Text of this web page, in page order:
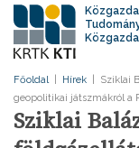
Főoldal Hírek
Sziklai
geopolitikai játszmákról a
Sziklai